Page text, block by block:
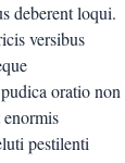
deberent loqui.
versibus
oratio non
pestilenti